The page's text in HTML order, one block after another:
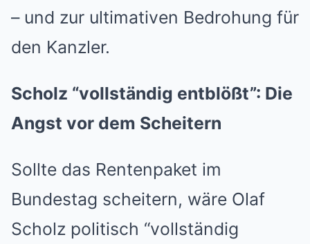
– und zur ultimativen Bedrohung für
den Kanzler.
Scholz “vollständig entblößt”: Die
Angst vor dem Scheitern
Sollte das Rentenpaket im
Bundestag scheitern, wäre Olaf
Scholz politisch “vollständig